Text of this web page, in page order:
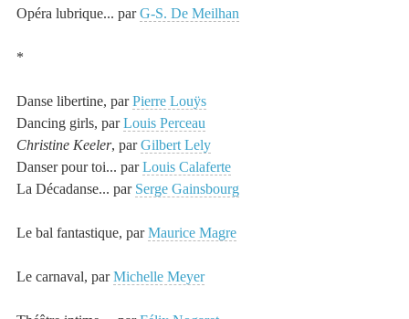
Opéra lubrique... parG-S. De Meilhan
*
Danse libertine, parPierre Louÿs
Dancing girls, parLouis Perceau
Christine Keeler, parGilbert Lely
Danser pour toi... parLouis Calaferte
La Décadanse... par Serge Gainsbourg
Lebal fantastique, parMaurice Magre
Le carnaval, parMichelle Meyer